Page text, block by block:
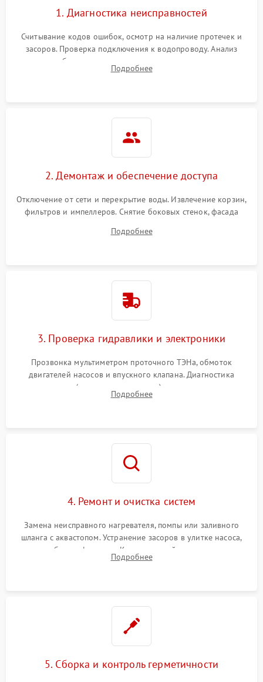
1. Диагностика неисправностей
Считывание кодов ошибок, осмотр на наличие протечек и
засоров. Проверка подключения к водопроводу. Анализ
жалоб на отсутствие слива, нагрева, вращения
разбрызгивателей или срабатывание системы защиты
Подробнее
2. Демонтаж и обеспечение доступа
Отключение от сети и перекрытие воды. Извлечение корзин,
фильтров и импеллеров. Снятие боковых стенок, фасада
циркуляционному насосу, ТЭНу и сливной помпе.
Подробнее
3. Проверка гидравлики и электроники
Прозвонка мультиметром проточного ТЭНа, обмоток
двигателей насосов и впускного клапана. Диагностика
прессостата (датчика уровня воды), датчика мутности,
концевика дверцы и электронного модуля управления.
Подробнее
4. Ремонт и очистка систем
Замена неисправного нагревателя, помпы или заливного
шланга с аквастопом. Устранение засоров в улитке насоса,
патрубках и фильтрах. Компонентный ремонт платы
управления, восстановление поврежденной проводки.
Подробнее
5. Сборка и контроль герметичности